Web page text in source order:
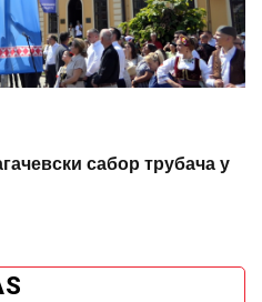
сабор трубача у